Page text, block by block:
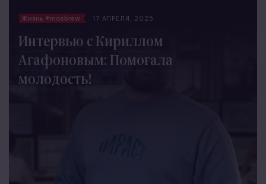
Жизнь #mosbrew 17 АПРЕЛЯ, 2025
Интервью с Кириллом
Агафоновым: Помогала
молодость!